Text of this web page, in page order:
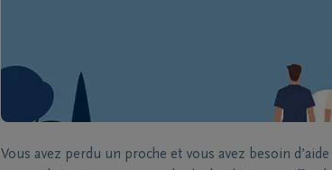
Vous avez perdu un proche et vous avez besoin